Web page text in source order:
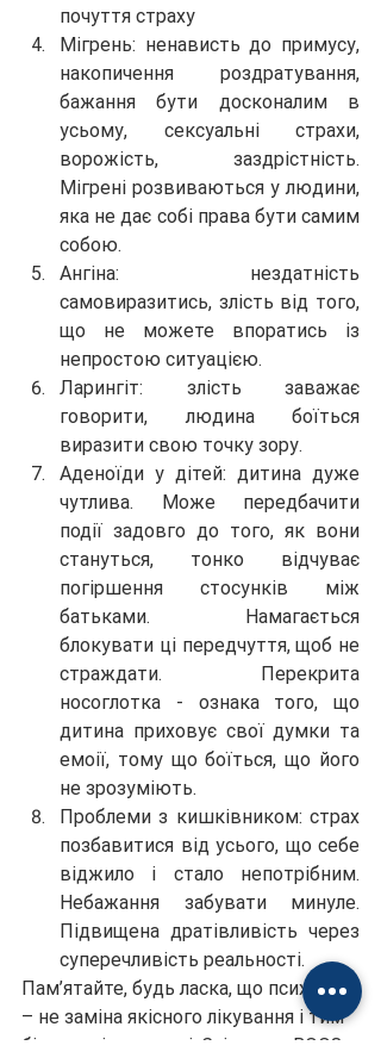
почуття страху
Мігрень: ненависть до примусу,
накопичення роздратування,
бажання бути досконалим в
усьому, сексуальні страхи,
ворожість, заздрістність.
Мігрені розвиваються у людини,
яка не дає собі права бути самим
собою.
Ангіна: нездатність
самовиразитись, злість від того,
що не можете впоратись із
непростою ситуацією.
Ларингіт: злість заважає
говорити, людина боїться
виразити свою точку зору.
Аденоїди у дітей: дитина дуже
чутлива. Може передбачити
події задовго до того, як вони
стануться, тонко відчуває
погіршення стосунків між
батьками. Намагається
блокувати ці передчуття, щоб не
страждати. Перекрита
носоглотка - ознака того, що
дитина приховує свої думки та
емоії, тому що боїться, що його
не зрозуміють.
Проблеми з кишківником: страх
позбавитися від усього, що себе
віджило і стало непотрібним.
Небажання забувати минуле.
Підвищена дратівливість через
суперечливість реальності.
Пам’ятайте, будь ласка, що психолог
– не заміна якісного лікування і тим
більше діагностиці. Слідом за ВООЗ